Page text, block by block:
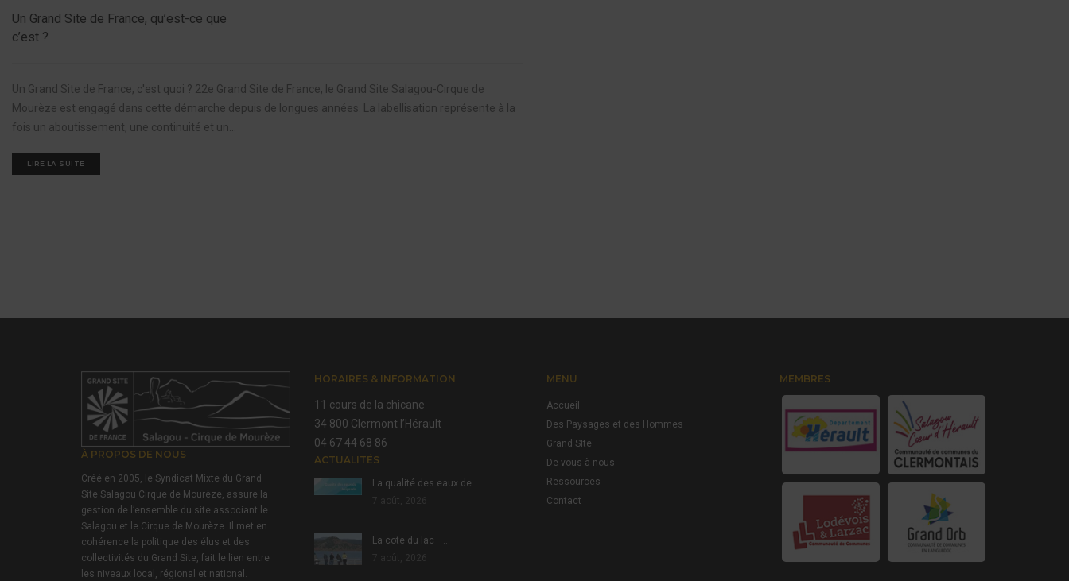
Un Grand Site de France, qu’est-ce que
c’est ?
Un Grand Site de France, c'est quoi ? 22e Grand Site de France, le Grand Site Salagou-Cirque de
Mourèze est engagé dans cette démarche depuis de longues années. La labellisation représente à la
fois un aboutissement, une continuité et un...
LIRE LA SUITE
À PROPOS DE NOUS
Créé en 2005, le Syndicat Mixte du Grand
Site Salagou Cirque de Mourèze, assure la
gestion de l’ensemble du site associant le
Salagou et le Cirque de Mourèze. Il met en
cohérence la politique des élus et des
collectivités du Grand Site, fait le lien entre
les niveaux local, régional et national.
HORAIRES & INFORMATION
11 cours de la chicane
34 800 Clermont l’Hérault
04 67 44 68 86
ACTUALITÉS
La qualité des eaux de…
La cote du lac –…
MENU
Accueil
Des Paysages et des Hommes
Grand SIte
De vous à nous
Ressources
Contact
MEMBRES